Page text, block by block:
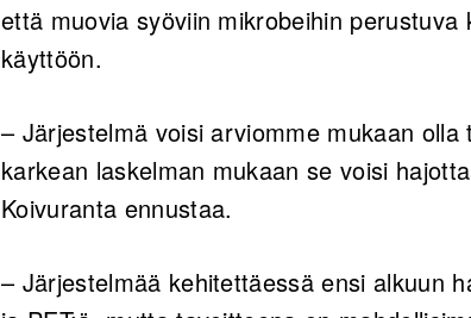
että muovia syöviin mikrobeihin
käyttöön.
– Järjestelmä voisi arviomme mukaan
karkean laskelman mukaan se voisi
Koivuranta ennustaa.
– Järjestelmää kehitettäessä ensi alkuun